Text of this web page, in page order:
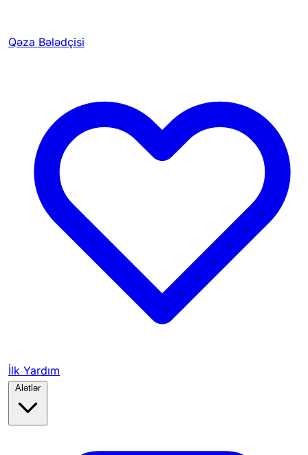
Qəza Bələdçisi
İlk Yardım
Alətlər